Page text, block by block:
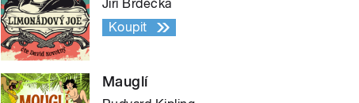
Jiří Brdečka
Koupit
Mauglí